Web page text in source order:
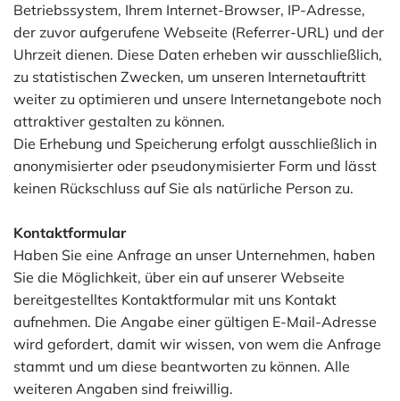
Betriebssystem, Ihrem Internet-Browser, IP-Adresse,
der zuvor aufgerufene Webseite (Referrer-URL) und der
Uhrzeit dienen. Diese Daten erheben wir ausschließlich,
zu statistischen Zwecken, um unseren Internetauftritt
weiter zu optimieren und unsere Internetangebote noch
attraktiver gestalten zu können.
Die Erhebung und Speicherung erfolgt ausschließlich in
anonymisierter oder pseudonymisierter Form und lässt
keinen Rückschluss auf Sie als natürliche Person zu.
Kontaktformular
Haben Sie eine Anfrage an unser Unternehmen, haben
Sie die Möglichkeit, über ein auf unserer Webseite
bereitgestelltes Kontaktformular mit uns Kontakt
aufnehmen. Die Angabe einer gültigen E-Mail-Adresse
wird gefordert, damit wir wissen, von wem die Anfrage
stammt und um diese beantworten zu können. Alle
weiteren Angaben sind freiwillig.